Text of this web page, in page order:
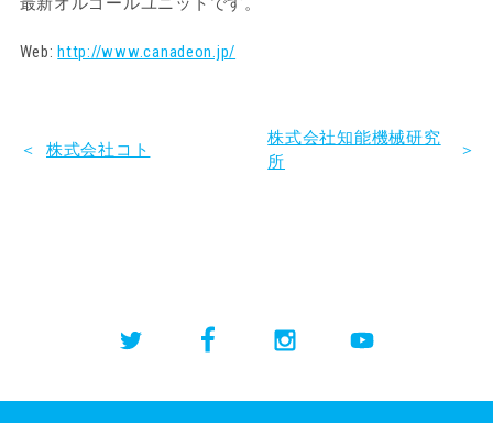
Web:http://www.canadeon.jp/
＜ 株式会社コト
株式会社知能機械研究
所
＞